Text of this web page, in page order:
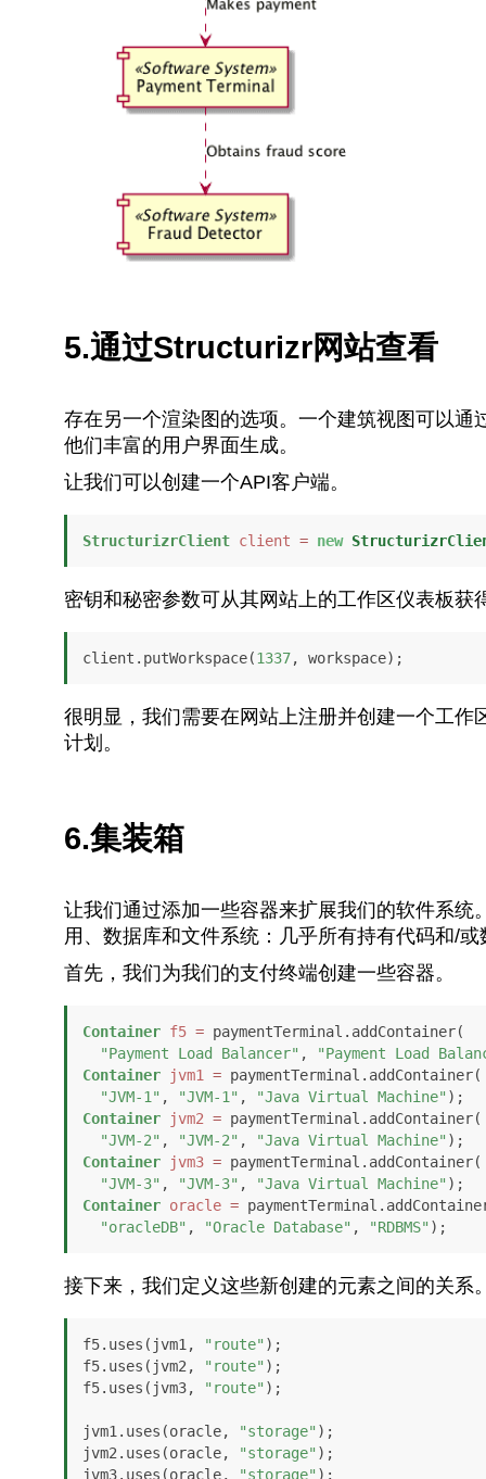
5.通过Structurizr网站查看
存在另一个渲染图的选项。一个建筑视图可以
他们丰富的用户界面生成。
让我们可以创建一个API客户端。
StructurizrClient client = new
密钥和秘密参数可从其网站上的工作区仪表板
client.putWorkspace(1337, workspace);
很明显，我们需要在网站上注册并创建一个工
计划。
6.集装箱
让我们通过添加一些容器来扩展我们的软件系
用、数据库和文件系统：几乎所有持有代码和/或
首先，我们为我们的支付终端创建一些容器。
Container f5 = paymentTerminal.addContainer(
"Payment Load Balancer" ,
"Payment Load
Container
jvm1 = paymentTerminal.addContainer(
"JVM-1" , "JVM-1" , "Java Virtual Machine"
Container
jvm2 = paymentTerminal.addContainer(
"JVM-2" , "JVM-2" , "Java Virtual Machine"
Container
jvm3 = paymentTerminal.addContainer(
"JVM-3" , "JVM-3" , "Java Virtual Machine"
Container oracle =
"oracleDB" , "Oracle Database" , "RDBMS" );
接下来，我们定义这些新创建的元素之间的关系
f5.uses(jvm1, "route" );
f5.uses(jvm2,
"route" );
f5.uses(jvm3,
"route" );
jvm1.uses(oracle, "storage" );
jvm2.uses(oracle,
"storage" );
jvm3.uses(oracle,
"storage" );